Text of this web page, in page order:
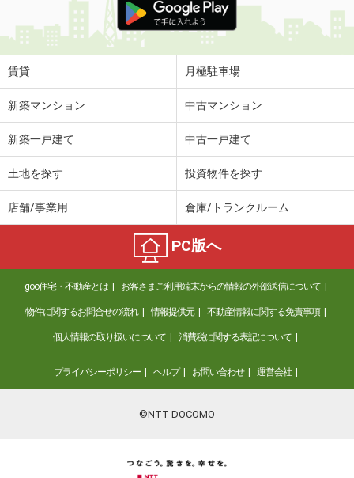
賃貸 月極駐車場
新築マンション 中古マンション
新築一戸建て 中古一戸建て
土地を探す 投資物件を探す
店舗/事業用 倉庫/トランクルーム
PC版へ
goo住宅・不動産とは お客さまご利用端末からの情報の外部送信について
物件に関するお問合せの流れ 情報提供元 不動産情報に関する免責事項
個人情報の取り扱いについて 消費税に関する表記について
プライバシーポリシー ヘルプ お問い合わせ 運営会社
©NTT DOCOMO